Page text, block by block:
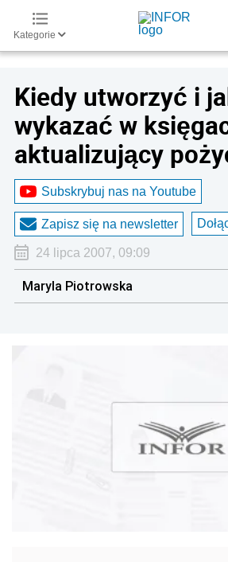
Kategorie
Kiedy utworzyć i
wykazać w
aktualizujący
Subskrybuj nas na Youtube
Zapisz się na newsletter
24 lipca 2007, 09:09
Maryla Piotrowska